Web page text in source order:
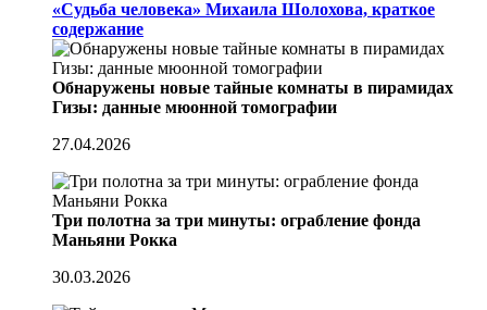
«Судьба человека» Михаила Шолохова, краткое
содержание
Обнаружены новые тайные комнаты в пирамидах
Гизы: данные мюонной томографии
27.04.2026
Три полотна за три минуты: ограбление фонда
Маньяни Рокка
30.03.2026